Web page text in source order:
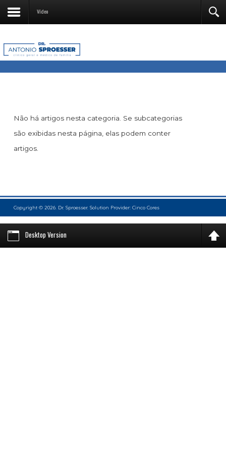
Vídeo
Não há artigos nesta categoria. Se subcategorias
são exibidas nesta página, elas podem conter
artigos.
Copyright © 2026. Dr. Sproesser. Solution Provider: Cinco Cores
Desktop Version